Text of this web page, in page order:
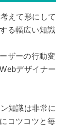
えて形にして
る幅広い知識
ザーの行動変
デザイナー
知識は非常に
コツコツと毎